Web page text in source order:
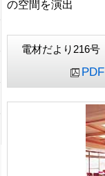
の空間を演出
電材だより216号